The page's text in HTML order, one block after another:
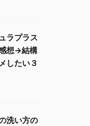
ラプラス
想→結構
したい３
洗い方の